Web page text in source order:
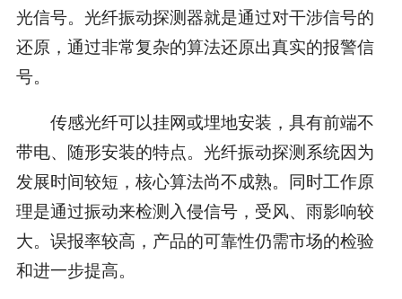
光信号。光纤振动探测器就是通过对干涉信号的
还原，通过非常复杂的算法还原出真实的报警信
号。
传感光纤可以挂网或埋地安装，具有前端不
带电、随形安装的特点。光纤振动探测系统因为
发展时间较短，核心算法尚不成熟。同时工作原
理是通过振动来检测入侵信号，受风、雨影响较
大。误报率较高，产品的可靠性仍需市场的检验
和进一步提高。